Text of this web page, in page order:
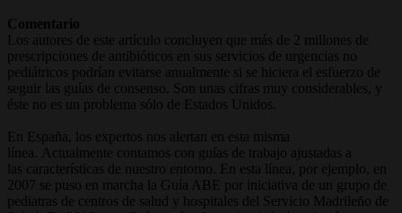
Comentario
Los autores de este artículo concluyen que más de 2 millones de
prescripciones de antibióticos en sus servicios de urgencias no
pediátricos podrían evitarse anualmente si se hiciera el esfuerzo de
seguir las guías de consenso. Son unas cifras muy considerables, y
éste no es un problema sólo de Estados Unidos.
En España, los expertos nos alertan en esta misma
línea. Actualmente contamos con guías de trabajo ajustadas a
las características de nuestro entorno. En esta línea, por ejemplo, en
2007 se puso en marcha la Guía ABE por iniciativa de un grupo de
pediatras de centros de salud y hospitales del Servicio Madrileño de